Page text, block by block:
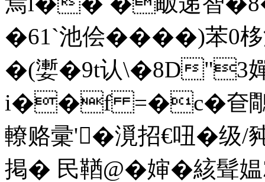
�61`池侩����)苯0
�(嬱�9t认\�8D"3
i��f =�c�奆鷼
轑赂彚'�漞招€吜�级/
掲� 民鞧@�婶�絯髶